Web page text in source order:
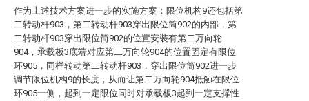
作为上述技术方案进一步的实施方案：限位机构9还包括第
二转动杆903，第二转动杆903穿出限位筒902的内部，第
二转动杆903穿出限位筒902的位置安装有第二万向轮
904，承载板3底端对应第二万向轮904的位置固定有限位
环905，同样转动第二转动杆903，穿出限位筒902进一步
调节限位机构9的长度，从而让第二万向轮904抵触在限位
环905一侧，起到一定限位同时对承载板3起到一定支撑性